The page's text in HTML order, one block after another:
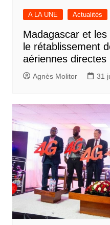
A LA UNE Actualités
Madagascar et
le rétablissement
aériennes directes
Agnès Molitor 31